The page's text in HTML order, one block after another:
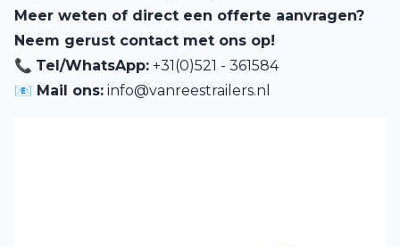
Meer weten of direct een offerte aanvragen?
Neem gerust contact met ons op!
📞 Tel/WhatsApp: +31(0)521 - 361584
📧 Mail ons: info@vanreestrailers.nl